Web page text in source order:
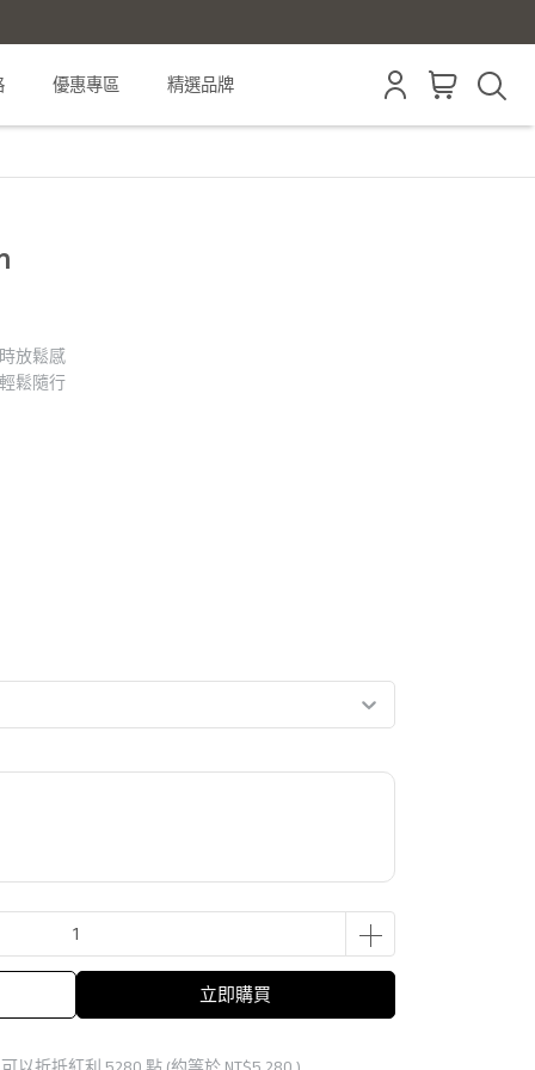
優惠專區 精選品牌
放鬆感
鬆隨行
立即購買